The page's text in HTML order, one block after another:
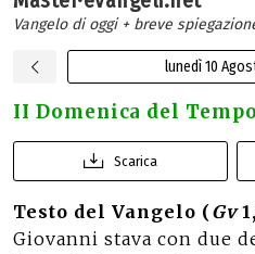
Vangelo di oggi + breve
lunedì 10
II Domenica del
Scarica
Testo del Vangelo (Gv
Giovanni stava con due